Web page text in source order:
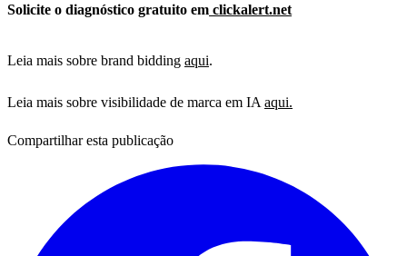
Solicite o diagnóstico gratuito em clickalert.net
Leia mais sobre brand bidding aqui.
Leia mais sobre visibilidade de marca em IA aqui.
Compartilhar esta publicação